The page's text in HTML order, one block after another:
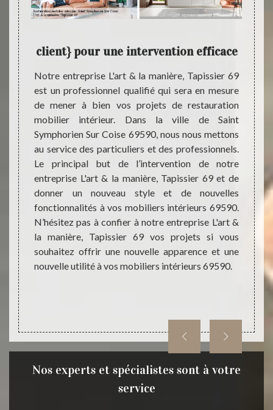
peut
à
à
les
de
&
de
à
client} pour une intervention efficace
Notre entreprise L'art & la manière, Tapissier 69
est un professionnel qualifié qui sera en mesure
de mener à bien vos projets de restauration
mobilier intérieur. Dans la ville de Saint
Symphorien Sur Coise 69590, nous nous mettons
au service des particuliers et des professionnels.
Le principal but de l’intervention de notre
entreprise L'art & la manière, Tapissier 69 et de
donner un nouveau style et de nouvelles
fonctionnalités à vos mobiliers intérieurs 69590.
N’hésitez pas à confier à notre entreprise L'art &
la manière, Tapissier 69 vos projets si vous
souhaitez offrir une nouvelle apparence et une
nouvelle utilité à vos mobiliers intérieurs 69590.
l’art.
à
nous
Nos experts et spécialistes sont à votre
service